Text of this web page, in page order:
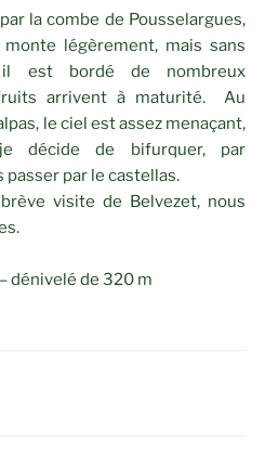
la combe de Pousselargues,
légèrement, mais sans
il est bordé de nombreux
arrivent à maturité. Au
le ciel est assez menaçant,
décide de bifurquer, par
passer par le castellas.
visite de Belvezet, nous
dénivelé de 320 m